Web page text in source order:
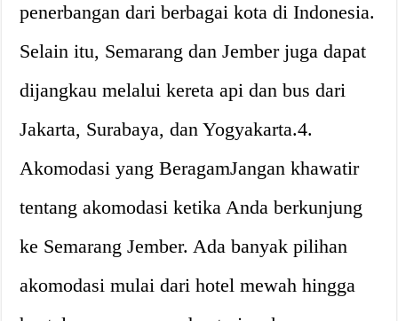
penerbangan dari berbagai kota di Indonesia.
Selain itu, Semarang dan Jember juga dapat
dijangkau melalui kereta api dan bus dari
Jakarta, Surabaya, dan Yogyakarta.4.
Akomodasi yang BeragamJangan khawatir
tentang akomodasi ketika Anda berkunjung
ke Semarang Jember. Ada banyak pilihan
akomodasi mulai dari hotel mewah hingga